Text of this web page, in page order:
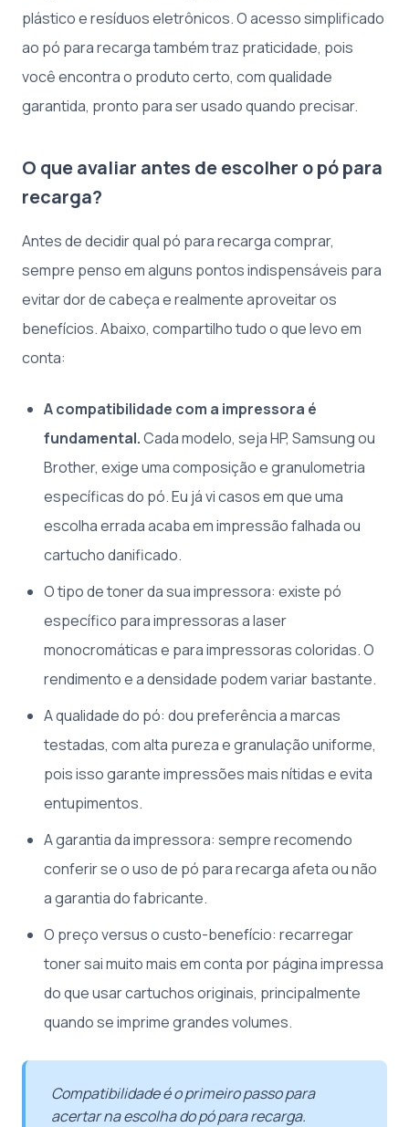
plástico e resíduos eletrônicos. O acesso simplificado
ao pó para recarga também traz praticidade, pois
você encontra o produto certo, com qualidade
garantida, pronto para ser usado quando precisar.
O que avaliar antes de escolher o pó para
recarga?
Antes de decidir qual pó para recarga comprar,
sempre penso em alguns pontos indispensáveis para
evitar dor de cabeça e realmente aproveitar os
benefícios. Abaixo, compartilho tudo o que levo em
conta:
A compatibilidade com a impressora é
fundamental.Cada modelo, seja HP, Samsung ou
Brother, exige uma composição e granulometria
específicas do pó. Eu já vi casos em que uma
escolha errada acaba em impressão falhada ou
cartucho danificado.
O tipo de toner da sua impressora: existe pó
específico para impressoras a laser
monocromáticas e para impressoras coloridas. O
rendimento e a densidade podem variar bastante.
A qualidade do pó: dou preferência a marcas
testadas, com alta pureza e granulação uniforme,
pois isso garante impressões mais nítidas e evita
entupimentos.
A garantia da impressora: sempre recomendo
conferir se o uso de pó para recarga afeta ou não
a garantia do fabricante.
O preço versus o custo-benefício: recarregar
toner sai muito mais em conta por página impressa
do que usar cartuchos originais, principalmente
quando se imprime grandes volumes.
Compatibilidade é o primeiro passo para
acertar na escolha do pó para recarga.